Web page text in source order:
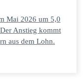
Mai 2026 um 5,0
Anstieg kommt
aus dem Lohn.